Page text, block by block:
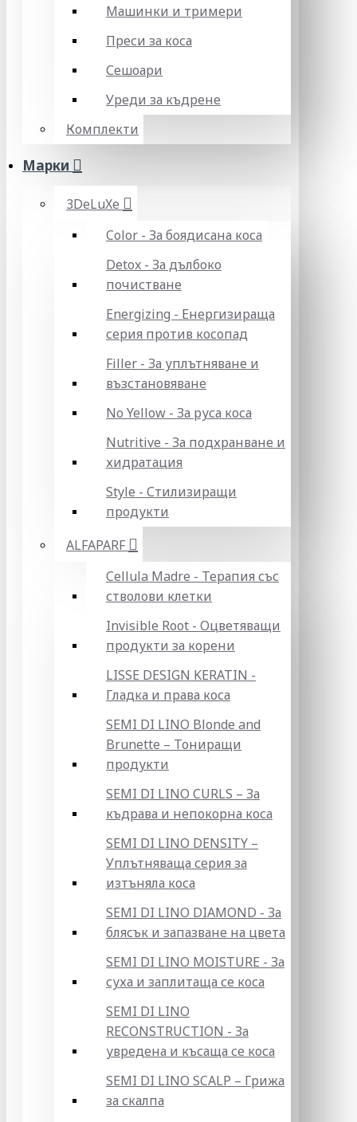
Машинки и тримери
Преси за коса
Сешоари
Уреди за къдрене
Комплекти
Марки
3DeLuXe
Color - За боядисана коса
Detox - За дълбоко
почистване
Energizing - Енергизираща
серия против косопад
Filler - За уплътняване и
възстановяване
No Yellow - За руса коса
Nutritive - За подхранване и
хидратация
Style - Стилизиращи
продукти
ALFAPARF
Cellula Madre - Терапия със
стволови клетки
Invisible Root - Оцветяващи
продукти за корени
LISSE DESIGN KERATIN -
Гладка и права коса
SEMI DI LINO Blonde and
Brunette – Тониращи
продукти
SEMI DI LINO CURLS – За
къдрава и непокорна коса
SEMI DI LINO DENSITY –
Уплътняваща серия за
изтъняла коса
SEMI DI LINO DIAMOND - За
блясък и запазване на цвета
SEMI DI LINO MOISTURE - За
суха и заплитаща се коса
SEMI DI LINO
RECONSTRUCTION - За
увредена и късаща се коса
SEMI DI LINO SCALP – Грижа
за скалпа